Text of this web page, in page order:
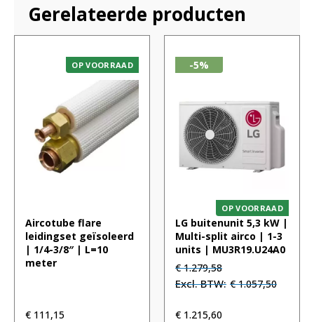
Gerelateerde producten
OP VOORRAAD
Aircotube flare
leidingset geïsoleerd
| 1/4-3/8″ | L=10
meter
€ 111,15
-5%
OP VOORRAAD
LG buitenunit 5,3 kW |
Multi-split airco | 1-3
units | MU3R19.U24A0
Oorspronkelijke
prijs
€ 1.279,58.
€1.279,58Huidige
prijs
€1.057,50
€ 1.215,60